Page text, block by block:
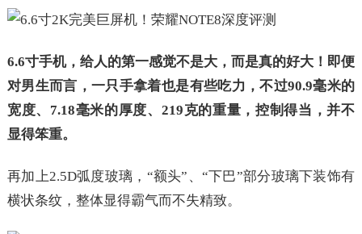
6.6寸手机，给人的第一感觉不是大，而是真的好大！即便
对男生而言，一只手拿着也是有些吃力，不过90.9毫米的
宽度、7.18毫米的厚度、219克的重量，控制得当，并不
显得笨重。
再加上2.5D弧度玻璃，“额头”、“下巴”部分玻璃下装饰有
横状条纹，整体显得霸气而不失精致。